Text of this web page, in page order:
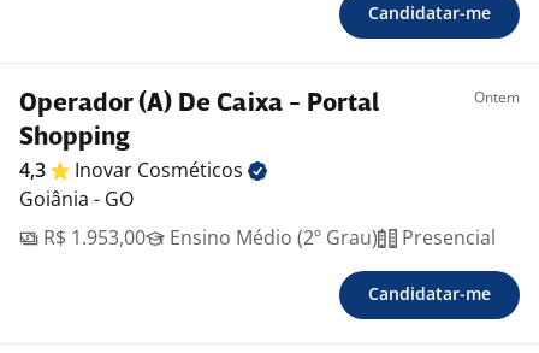
Candidatar-me
Operador (A) De Caixa - Portal
Shopping
Ontem
4,3 Inovar Cosméticos
Goiânia - GO
R$ 1.953,00
Ensino Médio (2º Grau) Presencial
Candidatar-me